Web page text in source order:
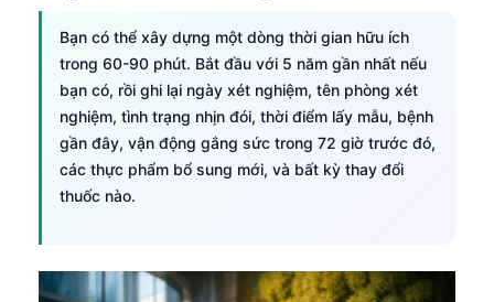
Bạn có thể xây dựng một dòng thời gian hữu ích
trong 60-90 phút. Bắt đầu với 5 năm gần nhất nếu
bạn có, rồi ghi lại ngày xét nghiệm, tên phòng xét
nghiệm, tình trạng nhịn đói, thời điểm lấy mẫu, bệnh
gần đây, vận động gắng sức trong 72 giờ trước đó,
các thực phẩm bổ sung mới, và bất kỳ thay đổi
thuốc nào.